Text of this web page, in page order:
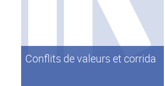
Conflits de valeurs et corrida